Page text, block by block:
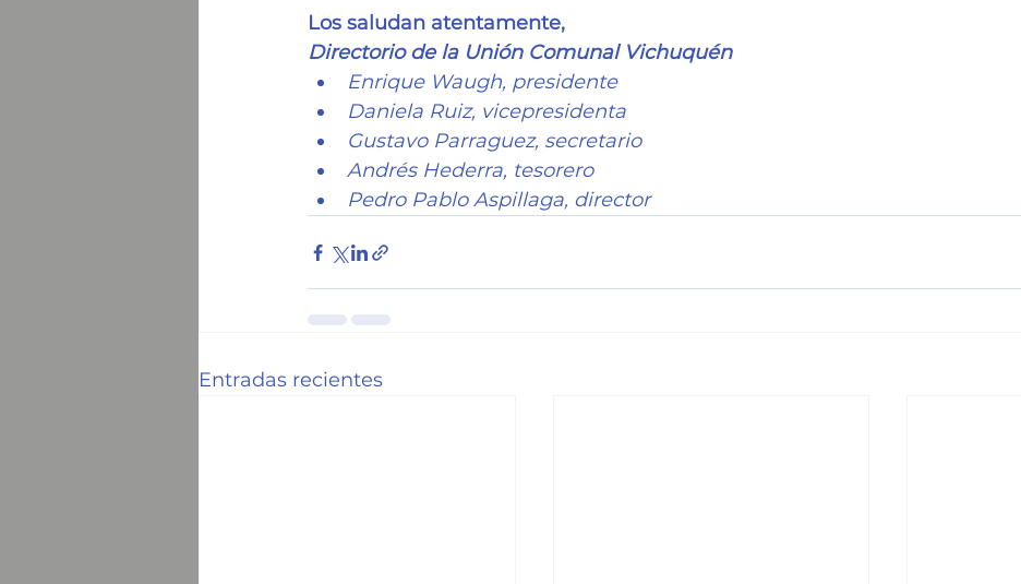
Los saludan atentamente,
Directorio de la Unión Comunal Vichuquén
Enrique Waugh, presidente
Daniela Ruiz, vicepresidenta
Gustavo Parraguez, secretario
Andrés Hederra, tesorero
Pedro Pablo Aspillaga, director
Entradas recientes